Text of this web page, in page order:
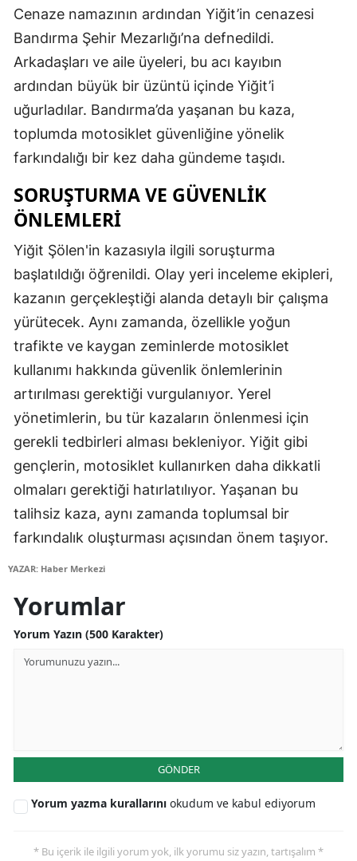
Nevşehir
Niğde
Ordu
Rize
Sakarya
Siirt
Sivas
Tekirdağ
Tokat
Trabzon
Tunceli
Şanlıurfa
Uşak
Van
Yozgat
Şırnak
Cenaze namazının ardından Yiğit’in cenazesi
Bandırma Şehir Mezarlığı’na defnedildi.
Arkadaşları ve aile üyeleri, bu acı kayıbın
ardından büyük bir üzüntü içinde Yiğit’i
uğurladılar. Bandırma’da yaşanan bu kaza,
toplumda motosiklet güvenliğine yönelik
farkındalığı bir kez daha gündeme taşıdı.
SORUŞTURMA VE GÜVENLIK
ÖNLEMLERI
Yiğit Şölen'in kazasıyla ilgili soruşturma
başlatıldığı öğrenildi. Olay yeri inceleme ekipleri,
kazanın gerçekleştiği alanda detaylı bir çalışma
yürütecek. Aynı zamanda, özellikle yoğun
trafikte ve kaygan zeminlerde motosiklet
kullanımı hakkında güvenlik önlemlerinin
artırılması gerektiği vurgulanıyor. Yerel
yönetimlerin, bu tür kazaların önlenmesi için
gerekli tedbirleri alması bekleniyor. Yiğit gibi
gençlerin, motosiklet kullanırken daha dikkatli
olmaları gerektiği hatırlatılıyor. Yaşanan bu
talihsiz kaza, aynı zamanda toplumsal bir
farkındalık oluşturması açısından önem taşıyor.
YAZAR: Haber Merkezi
Yorumlar
Yorum Yazın (500 Karakter)
GÖNDER
Yorum yazma kurallarını okudum ve kabul ediyorum
* Bu içerik ile ilgili yorum yok, ilk yorumu siz yazın, tartışalım *